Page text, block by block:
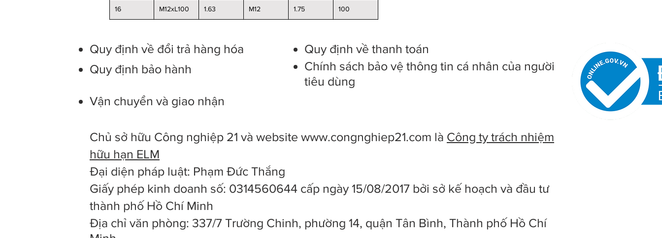
16 M12xL100 1.63 M12 1.75 100
Quy định về đổi trả hàng hóa
Quy định bảo hành
Vận chuyển và giao nhận
Quy định về thanh toán
Chính sách bảo vệ thông tin cá nhân của người
tiêu dùng
Chủ sở hữu Công nghiệp 21 và website www.congnghiep21.com là Công ty trách nhiệm
hữu hạn ELM
Đại diện pháp luật: Phạm Đức Thắng
Giấy phép kinh doanh số: 0314560644 cấp ngày 15/08/2017 bởi sở kế hoạch và đầu tư
thành phố Hồ Chí Minh
Địa chỉ văn phòng: 337/7 Trường Chinh, phường 14, quận Tân Bình, Thành phố Hồ Chí